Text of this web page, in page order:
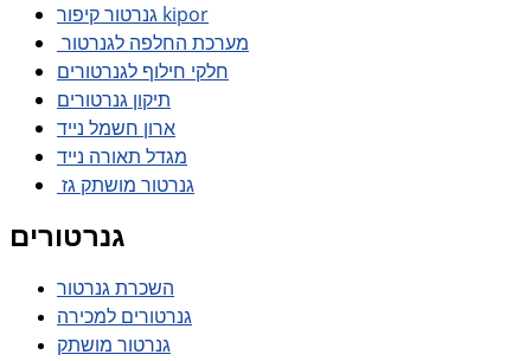
גנרטור קיפור kipor
מערכת החלפה לגנרטור
חלקי חילוף לגנרטורים
תיקון גנרטורים
ארון חשמל נייד
מגדל תאורה נייד
גנרטור מושתק גז
גנרטורים
השכרת גנרטור
גנרטורים למכירה
גנרטור מושתק